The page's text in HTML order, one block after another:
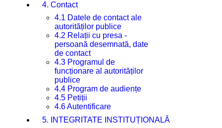
4. Contact
4.1 Datele de contact ale
autorităților publice
4.2 Relații cu presa -
persoană desemnată, date
de contact
4.3 Programul de
funcționare al autorităților
publice
4.4 Program de audiențe
4.5 Petiții
4.6 Autentificare
5. INTEGRITATE INSTITUȚIONALĂ